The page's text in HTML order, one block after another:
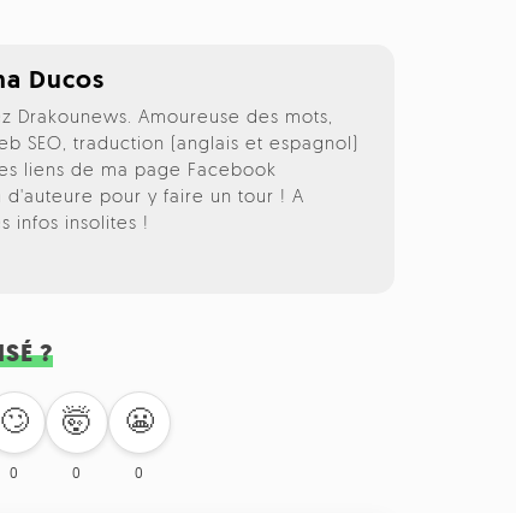
Ducos
Drakounews. Amoureuse des mots,
SEO, traduction (anglais et espagnol)
liens de ma page Facebook
pour y faire un tour ! A
infos insolites !
?
🙄
0
🤯
0
😬
0